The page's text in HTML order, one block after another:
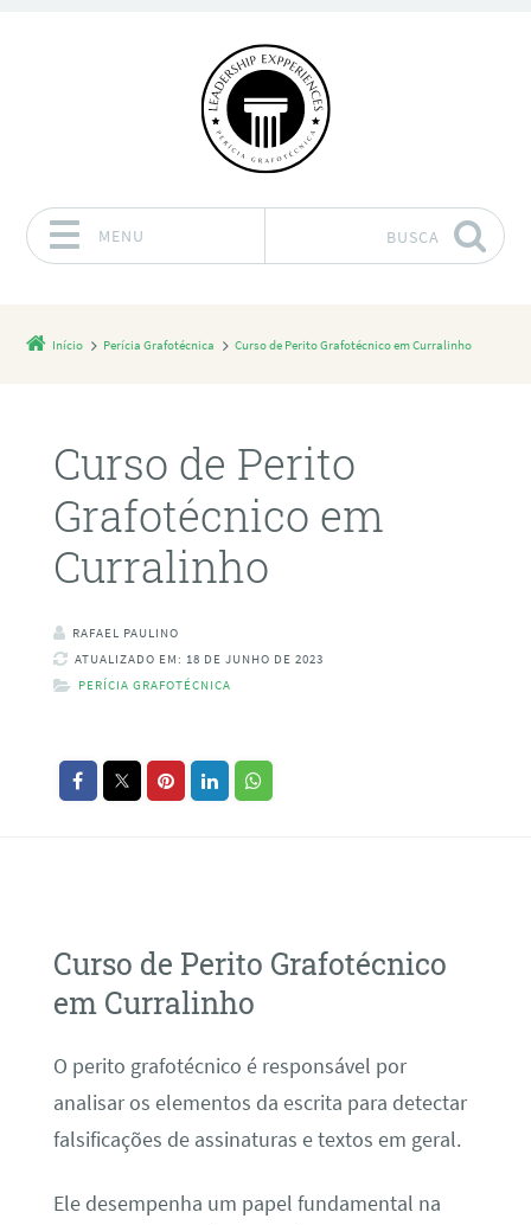
MENU BUSCA
Início Perícia Grafotécnica Curso de Perito Grafotécnico em Curralinho
Curso de Perito
Grafotécnico em
Curralinho
RAFAEL PAULINO
ATUALIZADO EM: 18 DE JUNHO DE 2023
PERÍCIA GRAFOTÉCNICA
Curso de Perito Grafotécnico
em Curralinho
O perito grafotécnico é responsável por
analisar os elementos da escrita para detectar
falsificações de assinaturas e textos em geral.
Ele desempenha um papel fundamental na